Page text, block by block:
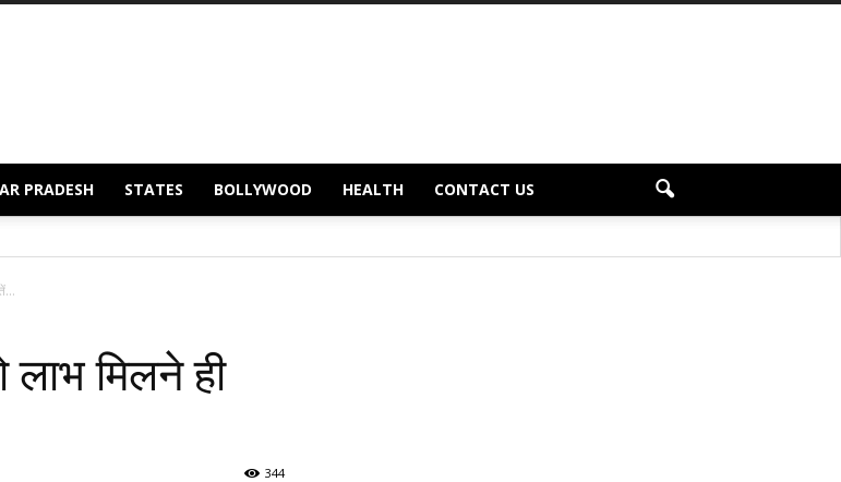
PRADESH STATES BOLLYWOOD HEALTH CONTACT US
लाभ मिलने ही
344